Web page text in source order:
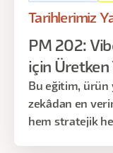
Tarihlerimiz
PM 202:
için Üretken
Bu eğitim, ürün
zekâdan en
hem stratejik